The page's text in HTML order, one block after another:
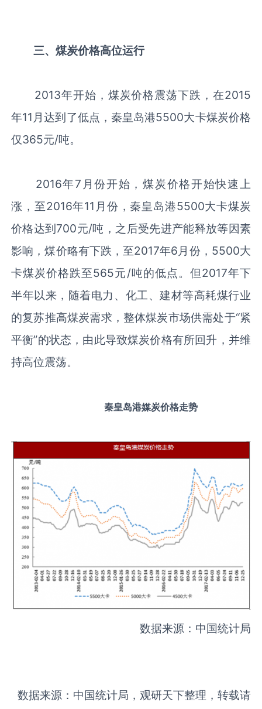
三、煤炭价格高位运行
2013年开始，煤炭价格震荡下跌，在2015
年11月达到了低点，秦皇岛港5500大卡煤炭价格
仅365元/吨。
2016年7月份开始，煤炭价格开始快速上
涨，至2016年11月份，秦皇岛港5500大卡煤炭
价格达到700元/吨，之后受先进产能释放等因素
影响，煤价略有下跌，至2017年6月份，5500大
卡煤炭价格跌至565元/吨的低点。但2017年下
半年以来，随着电力、化工、建材等高耗煤行业
的复苏推高煤炭需求，整体煤炭市场供需处于“紧
平衡”的状态，由此导致煤炭价格有所回升，并维
持高位震荡。
秦皇岛港媒炭价格走势
数据来源：中国统计局
数据来源：中国统计局，观研天下整理，转载请